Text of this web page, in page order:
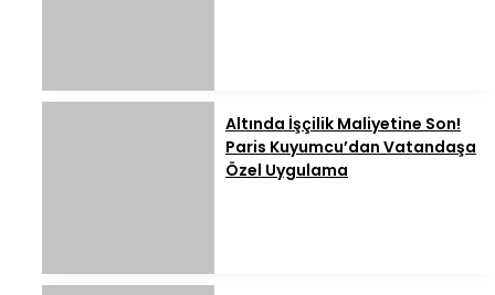
Altında İşçilik Maliyetine Son!
Paris Kuyumcu’dan Vatandaşa
Özel Uygulama